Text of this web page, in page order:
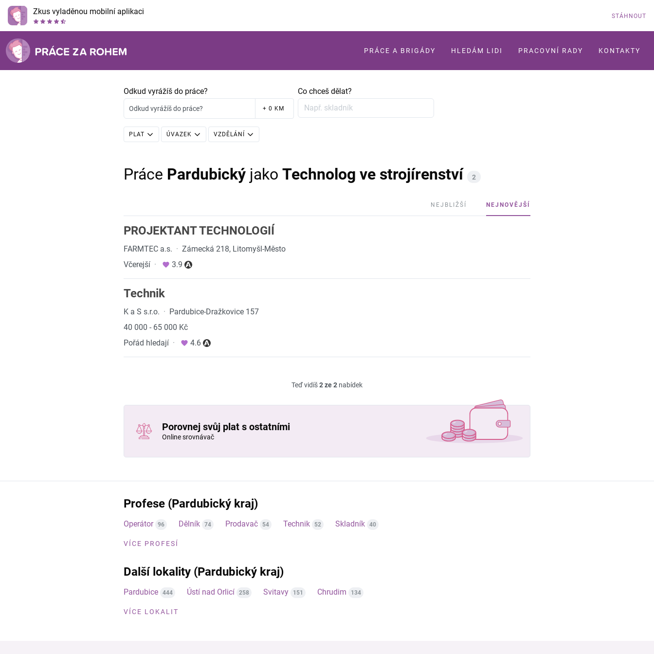
Zkus vyladěnou mobilní aplikaci STÁHNOUT
PRÁCE A BRIGÁDY HLEDÁM LIDI PRACOVNÍ RADY KONTAKTY
Odkud vyrážíš do práce?
Odkud vyrážíš do práce? + 0 KM
Co chceš dělat?
PLAT ÚVAZEK VZDĚLÁNÍ
Práce Pardubický jako Technolog ve strojírenství 2
NEJBLIŽŠÍ NEJNOVĚJŠÍ
PROJEKTANT TECHNOLOGIÍ
FARMTEC a.s. · Zámecká 218, Litomyšl-Město
Včerejší · 3.9
Technik
K a S s.r.o. · Pardubice-Dražkovice 157
40 000 - 65 000 Kč
Pořád hledají · 4.6
Teď vidíš2 ze 2 nabídek
Porovnej svůj plat s ostatními
Online srovnávač
Profese (Pardubický kraj)
Operátor 96 Dělník 74 Prodavač 54 Technik 52 Skladník 40
VÍCE PROFESÍ
Další lokality (Pardubický kraj)
Pardubice 444 Ústí nad Orlicí 258 Svitavy 151 Chrudim 134
VÍCE LOKALIT